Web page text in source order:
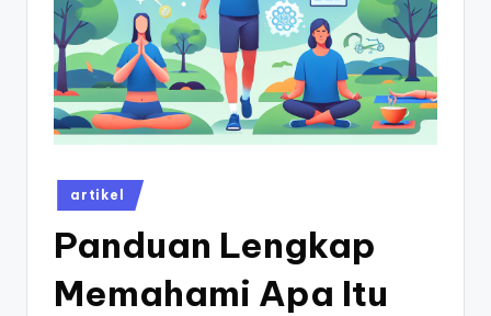
Posted
in
artikel
Panduan Lengkap
Memahami Apa Itu